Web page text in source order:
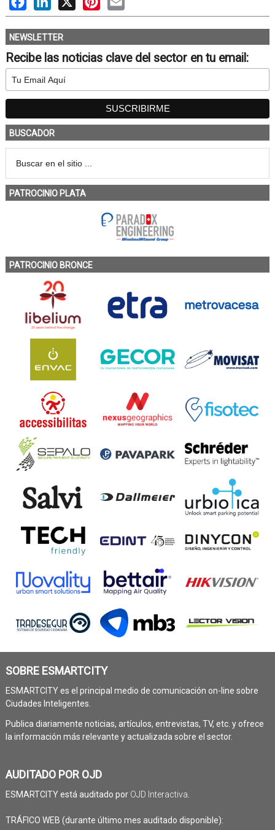
NEWSLETTER
Recibe las noticias clave del sector en tu email:
BUSCADOR
PATROCINIO PLATA
PATROCINIO BRONCE
SOBRE ESMARTCITY
ESMARTCITY es el principal medio de comunicación on-line sobre
Ciudades Inteligentes.
Publica diariamente noticias, artículos, entrevistas, TV, etc. y ofrece
la información más relevante y actualizada sobre el sector.
AUDITADO POR OJD
ESMARTCITY está auditado por OJD Interactiva
TRÁFICO WEB (durante último mes auditado disponible):